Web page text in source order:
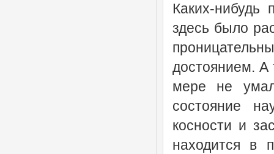
Каких-нибудь
здесь было
достоянием.
мере не
состояние
косности и
находится в